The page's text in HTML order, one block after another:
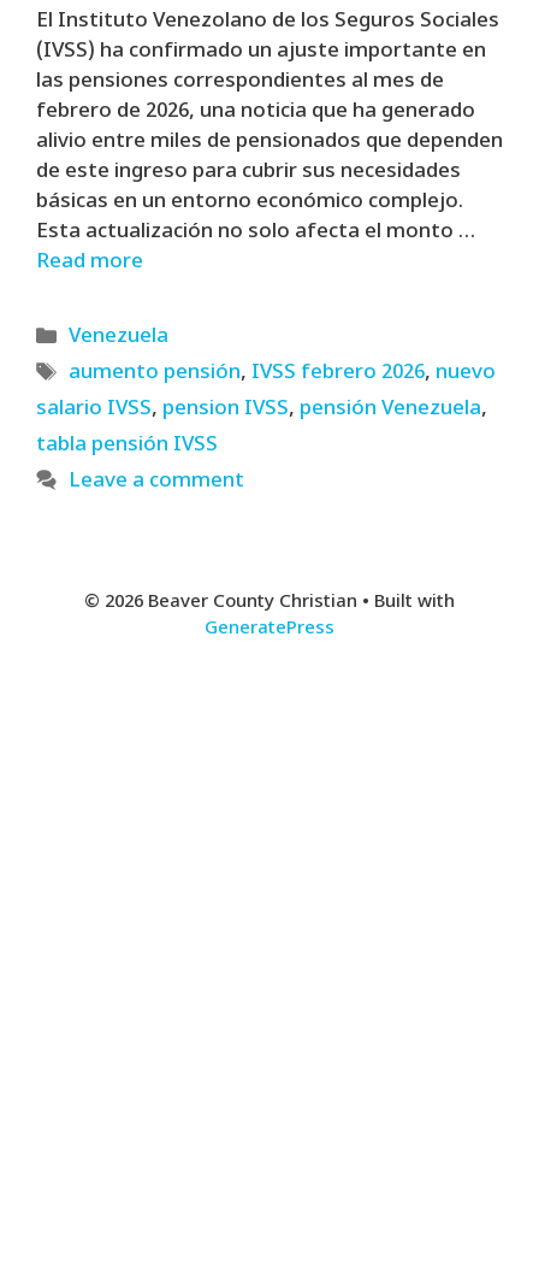
El Instituto Venezolano de los Seguros Sociales
(IVSS) ha confirmado un ajuste importante en
las pensiones correspondientes al mes de
febrero de 2026, una noticia que ha generado
alivio entre miles de pensionados que dependen
de este ingreso para cubrir sus necesidades
básicas en un entorno económico complejo.
Esta actualización no solo afecta el monto …
Read more
Categories
Venezuela
Tags
aumento pensión, IVSS febrero 2026, nuevo
salario IVSS, pension IVSS, pensión Venezuela,
tabla pensión IVSS
Leave a comment
© 2026 Beaver County Christian • Built with
GeneratePress